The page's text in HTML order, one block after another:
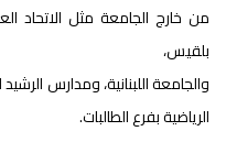
من خارج الجامعة مثل الاتحاد
بلقيس،
والجامعة اللبنانية، ومدارس
الرياضية بفرع الطالبات.